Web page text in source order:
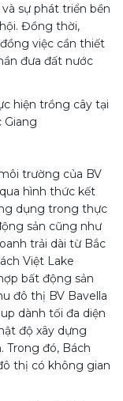
sự phát triển bền
Đồng thời,
việc cần thiết
đưa đất nước
hiện trồng cây tại
Giang
trường của BV
hình thức kết
dụng trong thực
sản cũng như
trải dài từ Bắc
Việt Lake
bất động sản
đô thị BV Bavella
dành tối đa diện
độ xây dựng
Trong đó, Bách
thị có không gian